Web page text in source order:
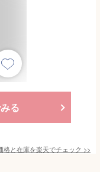
る
格と在庫を楽天でチェック >>